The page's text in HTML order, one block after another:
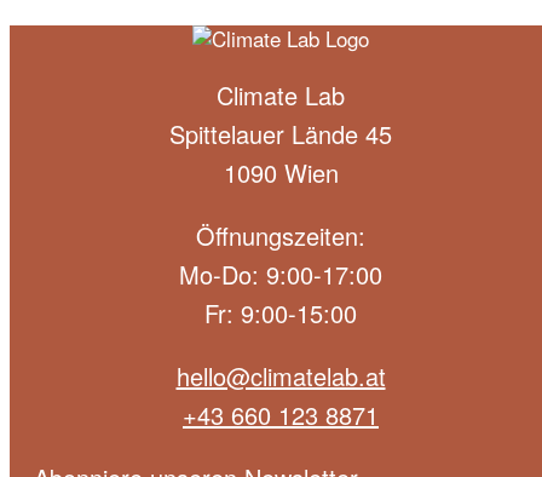
Climate Lab
Spittelauer Lände 45
1090 Wien
Öffnungszeiten:
Mo-Do: 9:00-17:00
Fr: 9:00-15:00
hello@climatelab.at
+43 660 123 8871